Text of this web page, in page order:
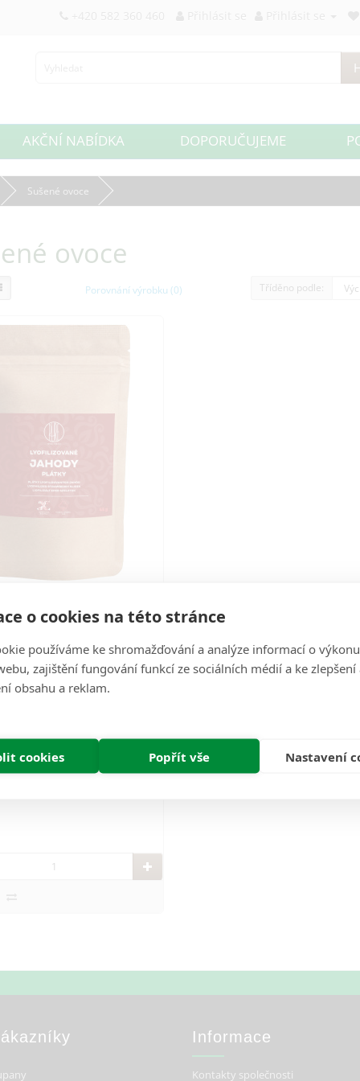
o cookies na této stránce
používáme ke shromažďování a analýze informací o
zajištění fungování funkcí ze sociálních médií a ke zlepšení
obsahu a reklam.
cookies Popřít vše Nastavení
+420 582 360 460 Přihlásit se Přihlásit se
AKČNÍ NABÍDKA DOPORUČUJEME
Sušené ovoce
ovoce
Porovnání výrobku (0) Tříděno podle:
plátky, 45 g - EXPIRACE
Pure Lyofilizované jahody -
g Jahody jsou sladké červené
jahodníku, které ..
Nedostupné
96 Kč
69 Kč
Informace
Kontakty společnosti